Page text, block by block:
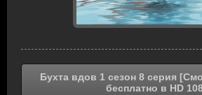
Бухта вдов 1 сезон 8 серия
бесплатно в HD